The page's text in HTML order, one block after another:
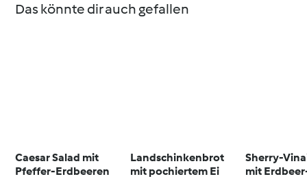
Das könnte dir auch gefallen
Caesar Salad mit
Pfeffer-Erdbeeren
Landschinkenbrot
mit pochiertem Ei
Sherry-
mit